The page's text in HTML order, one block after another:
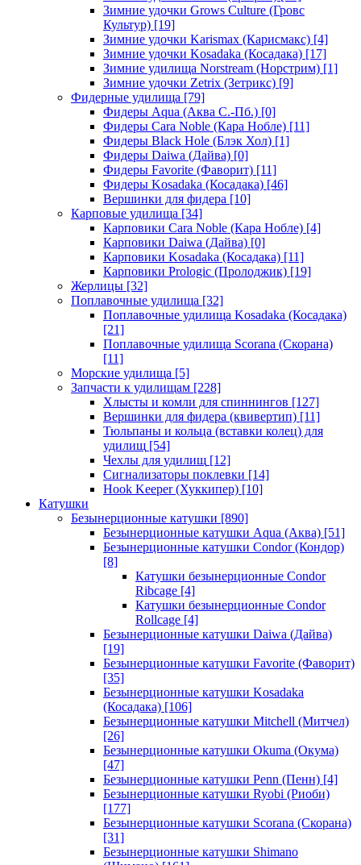
Зимние удочки Grows Culture (Гровс
Культур) [19]
Зимние удочки Karismax (Карисмакс) [4]
Зимние удочки Kosadaka (Косадака) [17]
Зимние удилища Norstream (Норстрим) [1]
Зимние удочки Zetrix (Зетрикс) [9]
Фидерные удилища [79]
Фидеры Aqua (Аква С.-Пб.) [0]
Фидеры Cara Noble (Кара Нобле) [11]
Фидеры Black Hole (Блэк Хол) [1]
Фидеры Daiwa (Дайва) [0]
Фидеры Favorite (Фаворит) [11]
Фидеры Kosadaka (Косадака) [46]
Вершинки для фидера [10]
Карповые удилища [34]
Карповики Cara Noble (Кара Нобле) [4]
Карповики Daiwa (Дайва) [0]
Карповики Kosadaka (Косадака) [11]
Карповики Prologic (Пролоджик) [19]
Жерлицы [32]
Поплавочные удилища [32]
Поплавочные удилища Kosadaka (Косадака)
[21]
Поплавочные удилища Scorana (Скорана)
[11]
Морские удилища [5]
Запчасти к удилищам [228]
Хлысты и комли для спиннингов [127]
Вершинки для фидера (квивертип) [11]
Тюльпаны и кольца (вставки колец) для
удилищ [54]
Чехлы для удилищ [12]
Сигнализаторы поклевки [14]
Hook Keeper (Хуккипер) [10]
Катушки
Безынерционные катушки [890]
Безынерционные катушки Aqua (Аква) [51]
Безынерционные катушки Condor (Кондор)
[8]
Катушки безынерционные Condor
Ribcage [4]
Катушки безынерционные Condor
Rollcage [4]
Безынерционные катушки Daiwa (Дайва)
[19]
Безынерционные катушки Favorite (Фаворит)
[35]
Безынерционные катушки Kosadaka
(Косадака) [106]
Безынерционные катушки Mitchell (Митчел)
[26]
Безынерционные катушки Okuma (Окума)
[47]
Безынерционные катушки Penn (Пенн) [4]
Безынерционные катушки Ryobi (Риоби)
[177]
Безынерционные катушки Scorana (Скорана)
[31]
Безынерционные катушки Shimano